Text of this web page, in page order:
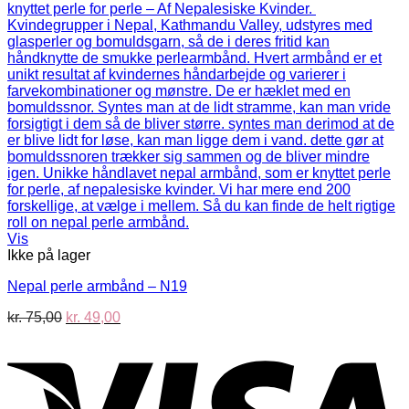
Vis
Ikke på lager
Nepal perle armbånd – N19
kr.75,00 Den
var:
kr. 75,00.
kr. 49,00Den
er:
kr. 49,00.